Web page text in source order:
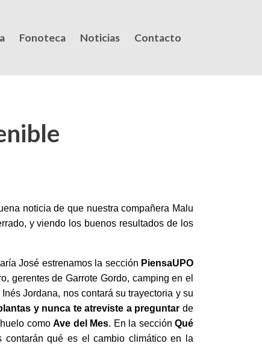
Fonoteca Noticias Contacto
noticia de que nuestra compañera Malu
y viendo los buenos resultados de los
José estrenamos la sección PiensaUPO
gerentes de Garrote Gordo, camping en el
Jordana, nos contará su trayectoria y su
y nunca te atreviste a preguntar de
comoAve del Mes. En la secciónQué
contarán qué es el cambio climático en la